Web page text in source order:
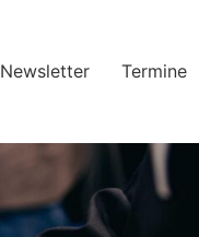
Newsletter Termine